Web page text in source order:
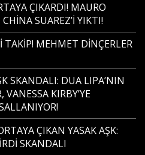
ÇIKARDI! MAURO
SUAREZ’İ YIKTI!
TAKİP! MEHMET DİNÇERLER
SKANDALI: DUA LIPA’NIN
KIRBY’YE
ÇIKAN YASAK AŞK:
SKANDALI